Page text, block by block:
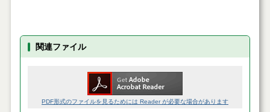
関連ファイル
PDF形式のファイルを見るためには Reader が必要な場合があります